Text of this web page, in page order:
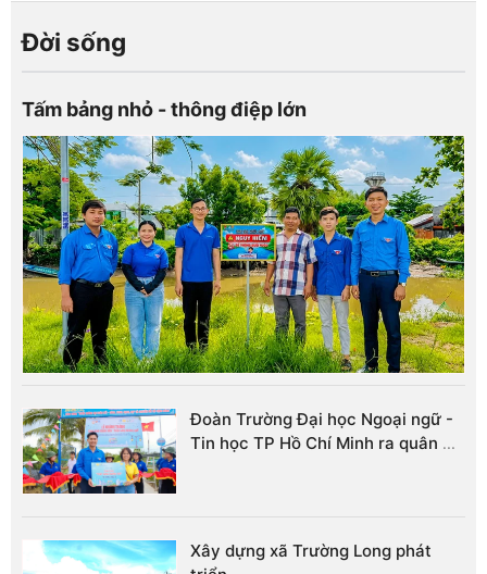
Đời sống
Tấm bảng nhỏ - thông điệp lớn
Đoàn Trường Đại học Ngoại ngữ -
Tin học TP Hồ Chí Minh ra quân ...
Xây dựng xã Trường Long phát